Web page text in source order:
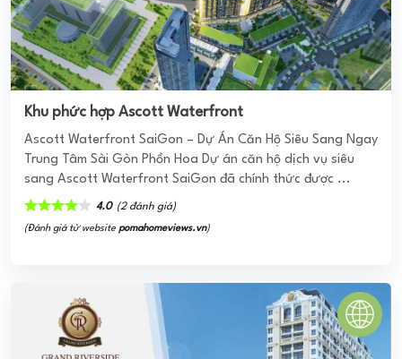
0 (0 đánh giá)
(Đánh giá từ websitepomahomeviews.vn)